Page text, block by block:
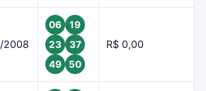
2008
06
19
23
37
49
50
R$ 0,00